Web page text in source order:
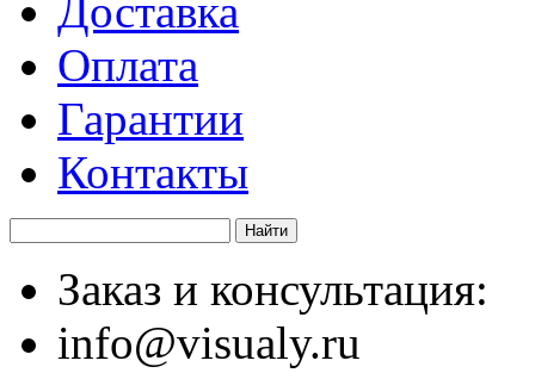
Доставка
Оплата
Гарантии
Контакты
Заказ и консультация:
info@visualy.ru